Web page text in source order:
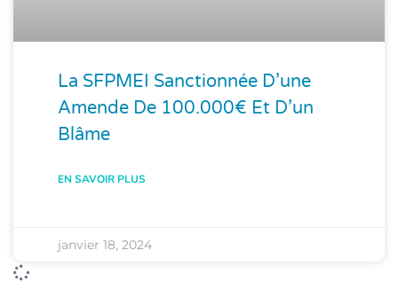
La SFPMEI Sanctionnée D’une
Amende De 100.000€ Et D’un
Blâme
EN SAVOIR PLUS
janvier 18, 2024